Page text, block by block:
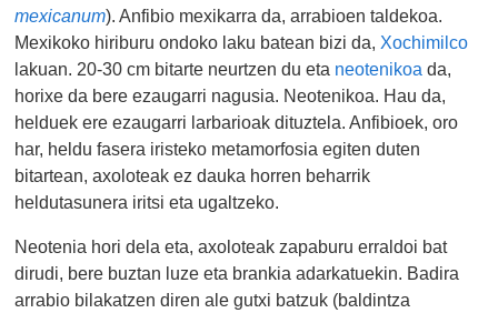
mexicanum). Anfibio mexikarra da, arrabioen taldekoa.
Mexikoko hiriburu ondoko laku batean bizi da, Xochimilco
lakuan. 20-30 cm bitarte neurtzen du eta neotenikoa da,
horixe da bere ezaugarri nagusia. Neotenikoa. Hau da,
helduek ere ezaugarri larbarioak dituztela. Anfibioek, oro
har, heldu fasera iristeko metamorfosia egiten duten
bitartean, axoloteak ez dauka horren beharrik
heldutasunera iritsi eta ugaltzeko.
Neotenia hori dela eta, axoloteak zapaburu erraldoi bat
dirudi, bere buztan luze eta brankia adarkatuekin. Badira
arrabio bilakatzen diren ale gutxi batzuk (baldintza